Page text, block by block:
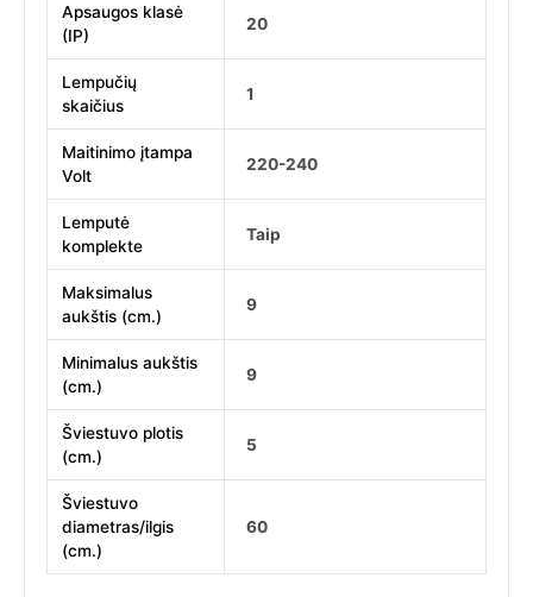
Apsaugos klasė
(IP)
20
Lempučių
skaičius
1
Maitinimo įtampa
Volt
220-240
Lemputė
komplekte
Taip
Maksimalus
aukštis (cm.)
9
Minimalus aukštis
(cm.)
9
Šviestuvo plotis
(cm.)
5
Šviestuvo
diametras/ilgis
(cm.)
60